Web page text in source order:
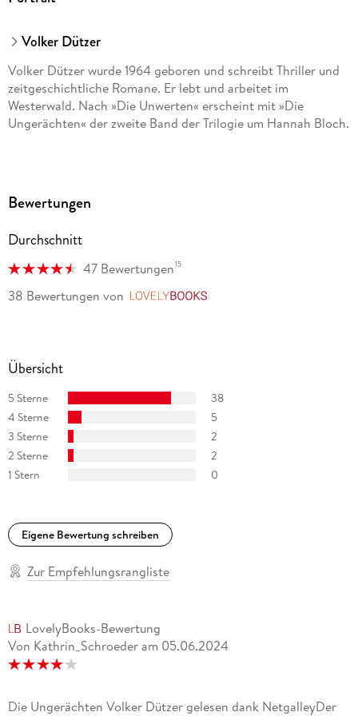
Volker Dützer
Volker Dützer wurde 1964 geboren und schreibt Thriller und
zeitgeschichtliche Romane. Er lebt und arbeitet im
Westerwald. Nach »Die Unwerten« erscheint mit »Die
Ungerächten« der zweite Band der Trilogie um Hannah Bloch.
Bewertungen
Durchschnitt
47 Bewertungen15
38 Bewertungen von
Übersicht
5 Sterne
38
4 Sterne
5
3 Sterne
2
2 Sterne
2
1 Stern
0
Eigene Bewertung schreiben
Zur Empfehlungsrangliste
LovelyBooks-Bewertung
Von Kathrin_Schroeder am 05.06.2024
Die Ungerächten Volker Dützer gelesen dank NetgalleyDer